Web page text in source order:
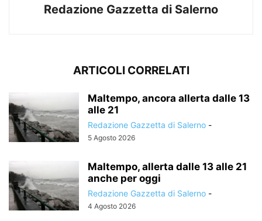
Redazione Gazzetta di Salerno
ARTICOLI CORRELATI
Maltempo, ancora allerta dalle 13
alle 21
Redazione Gazzetta di Salerno -
5 Agosto 2026
Maltempo, allerta dalle 13 alle 21
anche per oggi
Redazione Gazzetta di Salerno -
4 Agosto 2026